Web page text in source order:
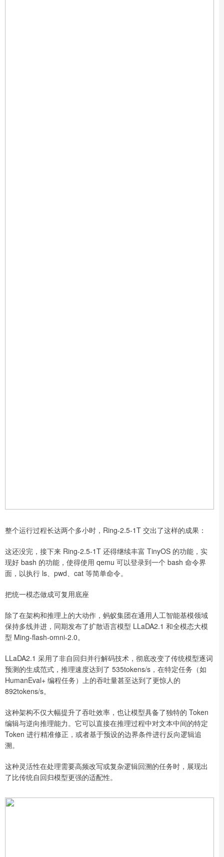
整个运行过程长达两个多小时，Ring-2.5-1T 交出了这样的成果：
这还没完，接下来 Ring-2.5-1T 还得继续丰富 TinyOS 的功能，实
现好 bash 的功能，使得使用 qemu 可以登录到一个 bash 命令界
面，以执行 ls、pwd、cat 等简单命令。
把统一模态做成可复用底座
除了在架构和推理上的大动作，蚂蚁集团在通用人工智能基模领域
保持多线并进，同期发布了扩散语言模型 LLaDA2.1 和全模态大模
型 Ming-flash-omni-2.0。
LLaDA2.1 采用了非自回归并行解码技术，彻底改变了传统模型逐词
预测的生成范式，推理速度达到了 535tokens/s，在特定任务（如
HumanEval+ 编程任务）上的吞吐量甚至达到了更惊人的
892tokens/s。
这种架构不仅大幅提升了吞吐效率，也让模型具备了独特的 Token
编辑与逆向推理能力。它可以直接在推理过程中对文本中间的特定
Token 进行精准修正，或者基于预设的边界条件进行反向逻辑追
溯。
这种灵活性在处理需要高频改写或复杂逻辑回溯的任务时，展现出
了比传统自回归模型更强的适配性。